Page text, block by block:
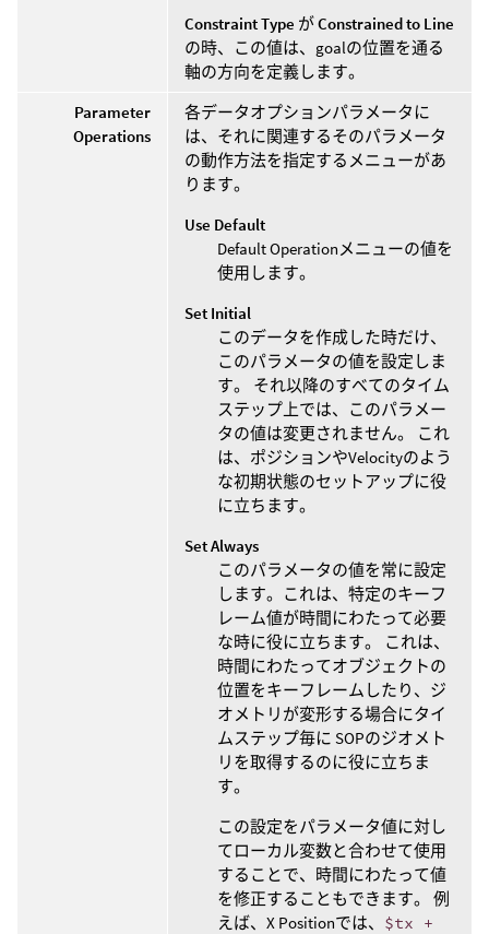
Constraint Type がConstrained to Line
の時、この値は、goalの位置を通る
軸の方向を定義します。
Parameter
Operations
各データオプションパラメータに
は、それに関連するそのパラメータ
の動作方法を指定するメニューがあ
ります。
Use Default
Default Operationメニューの値を
使用します。
Set Initial
このデータを作成した時だけ、
このパラメータの値を設定しま
す。 それ以降のすべてのタイム
ステップ上では、このパラメー
タの値は変更されません。 これ
は、ポジションやVelocityのよう
な初期状態のセットアップに役
に立ちます。
Set Always
このパラメータの値を常に設定
します。これは、特定のキーフ
レーム値が時間にわたって必要
な時に役に立ちます。 これは、
時間にわたってオブジェクトの
位置をキーフレームしたり、ジ
オメトリが変形する場合にタイ
ムステップ毎に SOPのジオメト
リを取得するのに役に立ちま
す。
この設定をパラメータ値に対し
てローカル変数と合わせて使用
することで、時間にわたって値
を修正することもできます。 例
えば、X Positionでは、 $tx +